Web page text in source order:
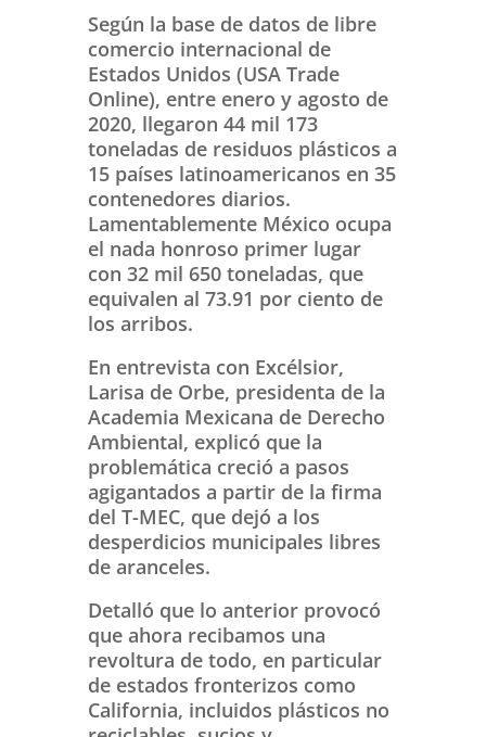
Según la base de datos de libre
comercio internacional de
Estados Unidos (USA Trade
Online), entre enero y agosto de
2020, llegaron 44 mil 173
toneladas de residuos plásticos a
15 países latinoamericanos en 35
contenedores diarios.
Lamentablemente México ocupa
el nada honroso primer lugar
con 32 mil 650 toneladas, que
equivalen al 73.91 por ciento de
los arribos.
En entrevista con Excélsior,
Larisa de Orbe, presidenta de la
Academia Mexicana de Derecho
Ambiental, explicó que la
problemática creció a pasos
agigantados a partir de la firma
del T-MEC, que dejó a los
desperdicios municipales libres
de aranceles.
Detalló que lo anterior provocó
que ahora recibamos una
revoltura de todo, en particular
de estados fronterizos como
California, incluidos plásticos no